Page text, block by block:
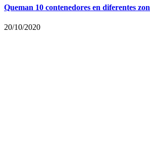
Queman 10 contenedores en diferentes
20/10/2020